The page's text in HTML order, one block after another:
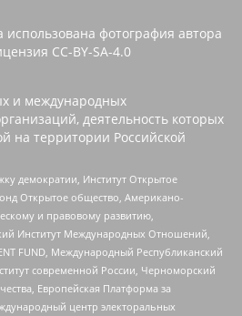
использована фотография автора
CC-BY-SA-4.0
и международных
деятельность которых
на территории Российской
демократии, Институт Открытое
Открытое общество, Американо-
и правовому развитию,
Институт Международных Отношений,
FUND, Международный Республиканский
современной России, Черноморский
Европейская Платформа за
центр электоральных